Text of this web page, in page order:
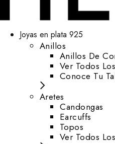
Joyas en plata 925
Anillos
Anillos De
Ver Todos
Conoce Tu
Aretes
⁠Candongas
Earcuffs
Topos
Ver Todos